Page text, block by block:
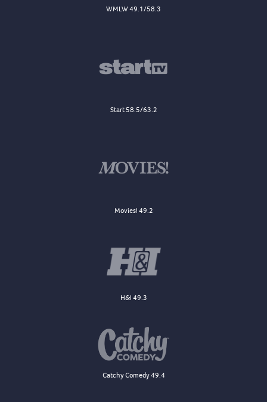
WMLW 49.1/58.3
Start 58.5/63.2
Movies! 49.2
H&I 49.3
Catchy Comedy 49.4